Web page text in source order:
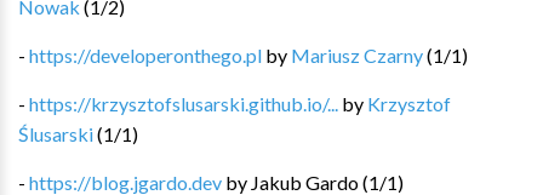
Nowak (1/2)
- https://developeronthego.pl by Mariusz Czarny(1/1)
- https://krzysztofslusarski.github.io/... by Krzysztof
Ślusarski(1/1)
- https://blog.jgardo.dev by Jakub Gardo(1/1)